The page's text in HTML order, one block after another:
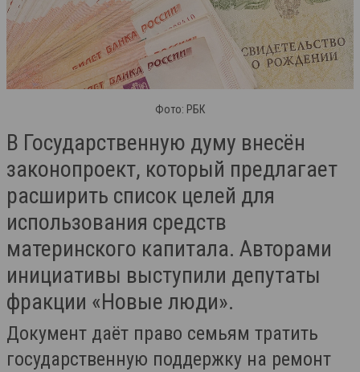
Фото: РБК
В Государственную думу внесён
законопроект, который предлагает
расширить список целей для
использования средств
материнского капитала. Авторами
инициативы выступили депутаты
фракции «Новые люди».
Документ даёт право семьям тратить
государственную поддержку на ремонт